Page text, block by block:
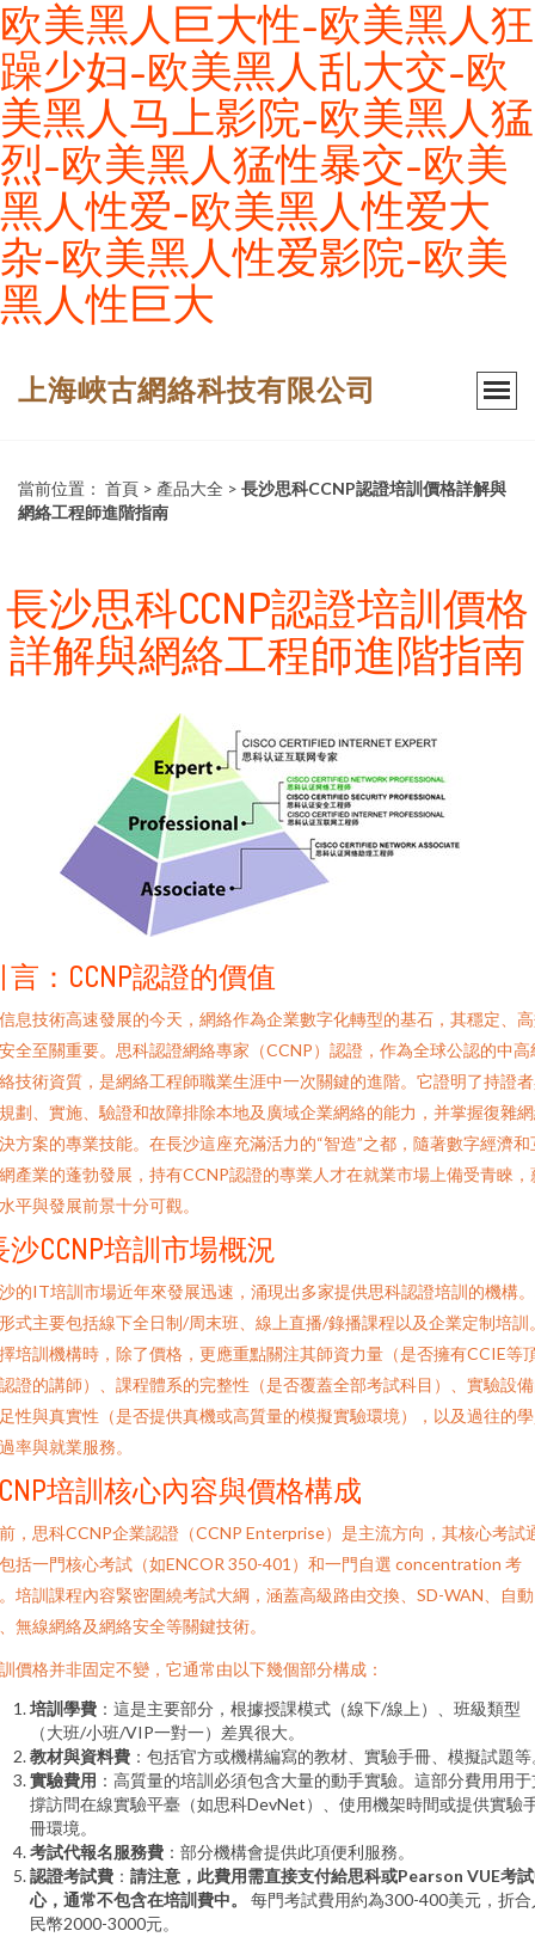
欧美黑人巨大性-欧美黑人狂
躁少妇-欧美黑人乱大交-欧
美黑人马上影院-欧美黑人猛
烈-欧美黑人猛性暴交-欧美
黑人性爱-欧美黑人性爱大
杂-欧美黑人性爱影院-欧美
黑人性巨大
上海峽古網絡科技有限公司
當前位置： 首頁 > 產品大全 > 長沙思科CCNP認證培訓價格詳解與
網絡工程師進階指南
長沙思科CCNP認證培訓價格
詳解與網絡工程師進階指南
言：CCNP認證的價值
息技術高速發展的今天，網絡作為企業數字化轉型的基石，其穩定、
全至關重要。思科認證網絡專家（CCNP）認證，作為全球公認的中高
技術資質，是網絡工程師職業生涯中一次關鍵的進階。它證明了持證
劃、實施、驗證和故障排除本地及廣域企業網絡的能力，并掌握復雜
方案的專業技能。在長沙這座充滿活力的“智造”之都，隨著數字經濟和
產業的蓬勃發展，持有CCNP認證的專業人才在就業市場上備受青睞，
平與發展前景十分可觀。
沙CCNP培訓市場概況
的IT培訓市場近年來發展迅速，涌現出多家提供思科認證培訓的機構
式主要包括線下全日制/周末班、線上直播/錄播課程以及企業定制培訓
培訓機構時，除了價格，更應重點關注其師資力量（是否擁有CCIE等
證的講師）、課程體系的完整性（是否覆蓋全部考試科目）、實驗設
性與真實性（是否提供真機或高質量的模擬實驗環境），以及過往的
率與就業服務。
培訓核心內容與價格構成
，思科CCNP企業認證（CCNP Enterprise）是主流方向，其核心考試
括一門核心考試（如ENCOR 350-401）和一門自選 concentration 考
培訓課程內容緊密圍繞考試大綱，涵蓋高級路由交換、SD-WAN、自動
無線網絡及網絡安全等關鍵技術。
價格并非固定不變，它通常由以下幾個部分構成：
培訓學費 ：這是主要部分，根據授課模式（線下/線上）、班級類型
（大班/小班/VIP一對一）差異很大。
教材與資料費 ：包括官方或機構編寫的教材、實驗手冊、模擬試題等
實驗費用 ：高質量的培訓必須包含大量的動手實驗。這部分費用用于
撐訪問在線實驗平臺（如思科DevNet）、使用機架時間或提供實驗
冊環境。
考試代報名服務費 ：部分機構會提供此項便利服務。
認證考試費 ： 請注意，此費用需直接支付給思科或Pearson VUE考
心，通常不包含在培訓費中。
每門考試費用約為300-400美元，折合
民幣2000-3000元。